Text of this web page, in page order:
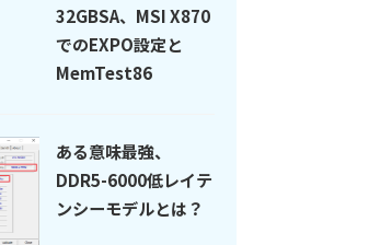
32GBSA、MSI X870
でのEXPO設定と
MemTest86
ある意味最強、
DDR5-6000低レイテ
ンシーモデルとは？